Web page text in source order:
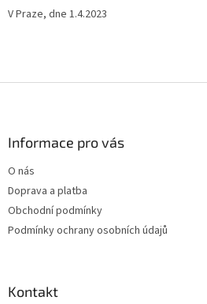
V Praze, dne 1.4.2023
Informace pro vás
O nás
Doprava a platba
Obchodní podmínky
Podmínky ochrany osobních údajů
Kontakt